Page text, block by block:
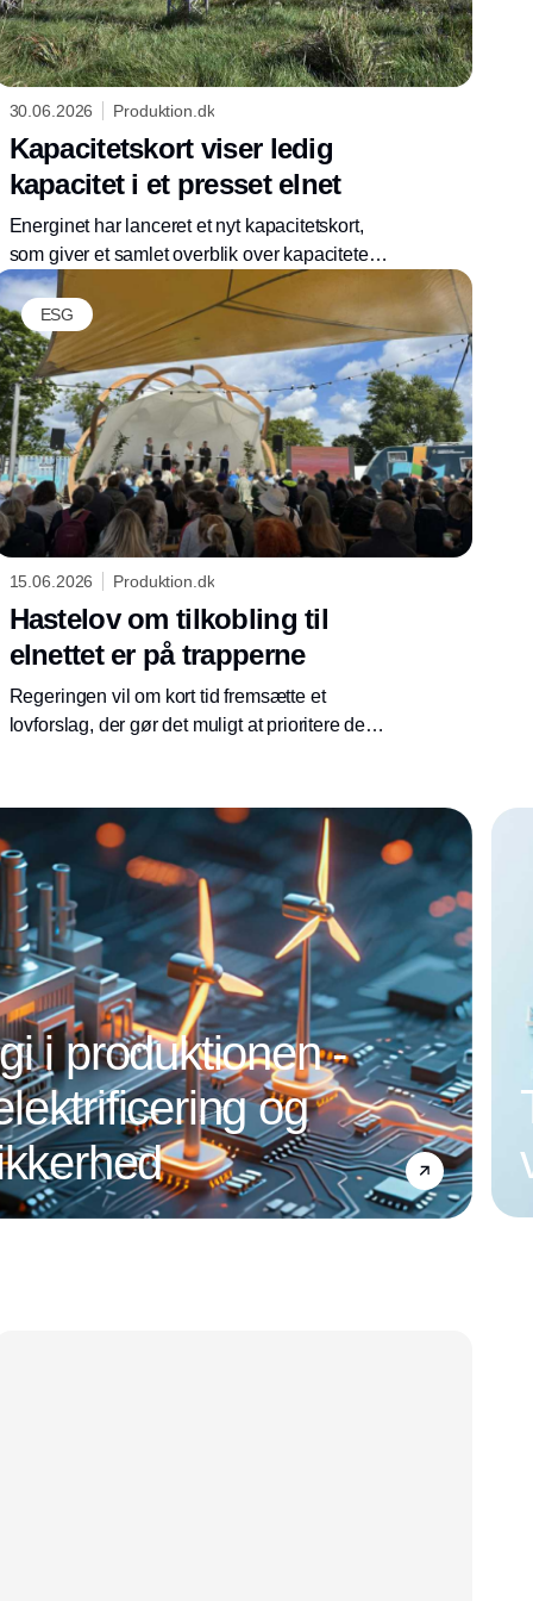
30.06.2026 Produktion.dk
Kapacitetskort viser ledig
kapacitet i et presset elnet
Energinet har lanceret et nyt kapacitetskort,
som giver et samlet overblik over kapaciteten i
transmissionsnettet på tværs af Danmark.
Kortet giver et øjebliksbillede for ledig
kapacitet. Det er således ikke en garanti for, at
den rent faktisk er tilstede.
ESG
15.06.2026 Produktion.dk
Hastelov om tilkobling til
elnettet er på trapperne
Regeringen vil om kort tid fremsætte et
lovforslag, der gør det muligt at prioritere de
Ledegaard på Folkemødet.
i produktionen -
og